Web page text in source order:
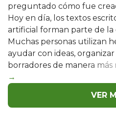
preguntado cómo fue
Hoy en día, los textos
artificial forman parte de
Muchas personas utilizan
ayudar con ideas,
borradores de manera más
VER